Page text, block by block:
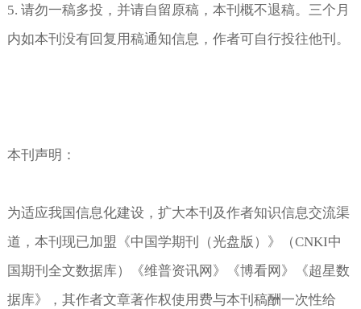
5. 请勿一稿多投，并请自留原稿，本刊概不退稿。三个月
内如本刊没有回复用稿通知信息，作者可自行投往他刊。
本刊声明：
为适应我国信息化建设，扩大本刊及作者知识信息交流渠
道，本刊现已加盟《中国学期刊（光盘版）》（CNKI中
国期刊全文数据库）《维普资讯网》《博看网》《超星数
据库》，其作者文章著作权使用费与本刊稿酬一次性给